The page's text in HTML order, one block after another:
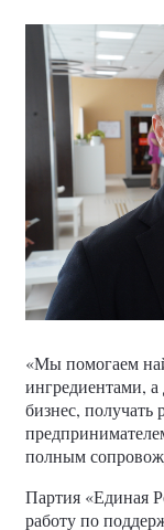
«Мы помогаем
ингредиентами, а
бизнес, получать
полным
Партия «Единая
работу по